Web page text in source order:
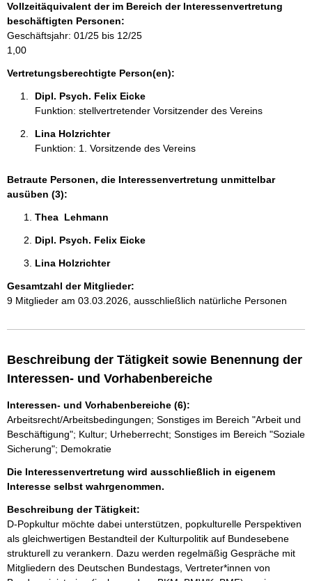
t
i
o
n
e
Vollzeitäquivalent der im Bereich der Interessenvertretung
beschäftigten Personen:
Geschäftsjahr: 01/25 bis 12/25
1,00
Vertretungsberechtigte Person(en):
Dipl. Psych. Felix Eicke
Funktion: stellvertretender Vorsitzender des Vereins
Lina Holzrichter
Funktion: 1. Vorsitzende des Vereins
Betraute Personen, die Interessenvertretung unmittelbar
ausüben (3):
Thea  Lehmann
Dipl. Psych. Felix Eicke
Lina Holzrichter
Gesamtzahl der Mitglieder:
9 Mitglieder am 03.03.2026, ausschließlich natürliche Personen
Beschreibung der Tätigkeit sowie Benennung der
Interessen- und Vorhabenbereiche
Interessen- und Vorhabenbereiche (6):
Arbeitsrecht/Arbeitsbedingungen; Sonstiges im Bereich "Arbeit und
Beschäftigung"; Kultur; Urheberrecht; Sonstiges im Bereich "Soziale
Sicherung"; Demokratie
Die Interessenvertretung wird ausschließlich in eigenem
Interesse selbst wahrgenommen.
Beschreibung der Tätigkeit:
D-Popkultur möchte dabei unterstützen, popkulturelle Perspektiven
als gleichwertigen Bestandteil der Kulturpolitik auf Bundesebene
strukturell zu verankern. Dazu werden regelmäßig Gespräche mit
Mitgliedern des Deutschen Bundestags, Vertreter*innen von